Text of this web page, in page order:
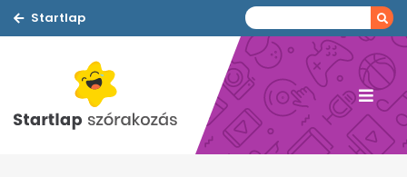
Startlap